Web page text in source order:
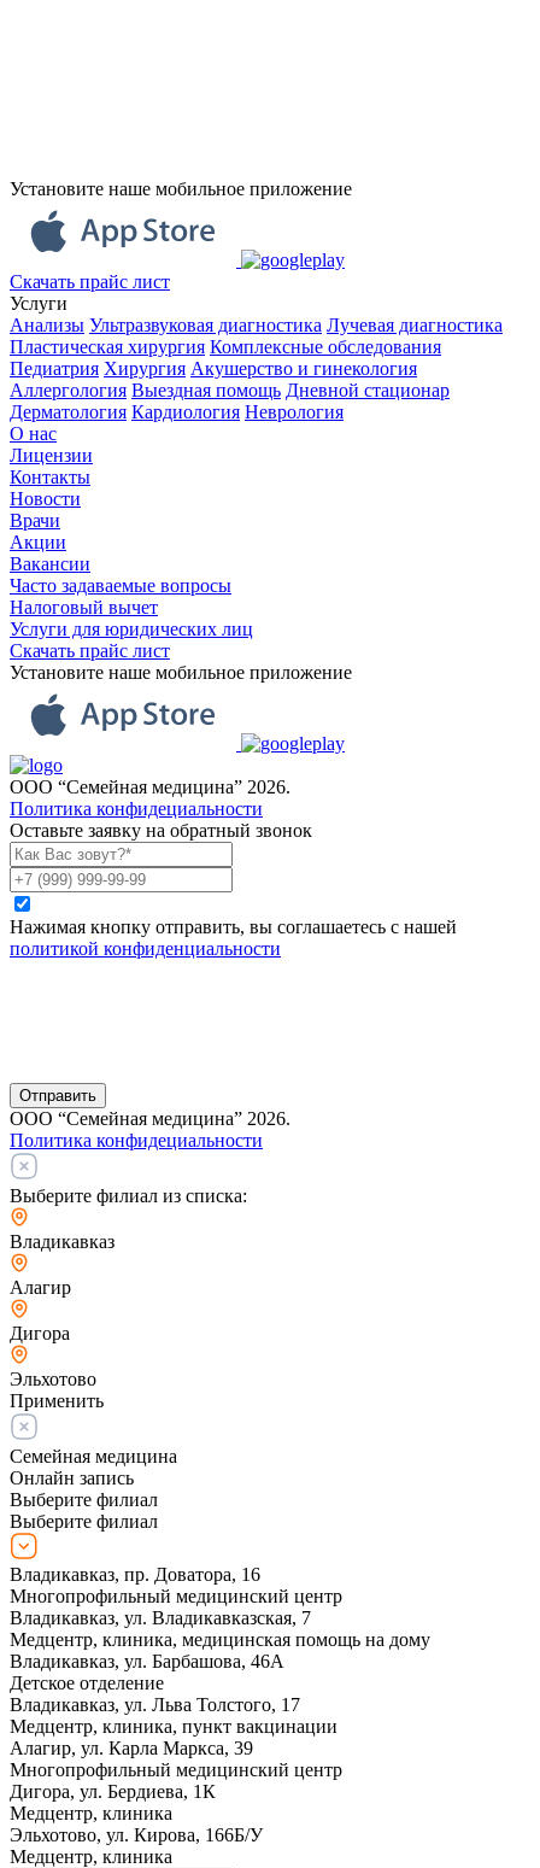
Установите наше мобильное приложение
Скачать прайс лист
Услуги
Анализы Ультразвуковая диагностика Лучевая диагностика
Пластическая хирургия Комплексные обследования
Педиатрия Хирургия Акушерство и гинекология
Аллергология Выездная помощь Дневной стационар
Дерматология Кардиология Неврология
О нас
Лицензии
Контакты
Новости
Врачи
Акции
Вакансии
Часто задаваемые вопросы
Налоговый вычет
Услуги для юридических лиц
Скачать прайс лист
Установите наше мобильное приложение
ООО “Семейная медицина” 2026.
Политика конфидециальности
Оставьте заявку на обратный звонок
Нажимая кнопку отправить, вы соглашаетесь с нашей
политикой конфиденциальности
Отправить
ООО “Семейная медицина” 2026.
Политика конфидециальности
Выберите филиал из списка:
Владикавказ
Алагир
Дигора
Эльхотово
Применить
Семейная медицина
Онлайн запись
Выберите филиал
Выберите филиал
Владикавказ, пр. Доватора, 16
Многопрофильный медицинский центр
Владикавказ, ул. Владикавказская, 7
Медцентр, клиника, медицинская помощь на дому
Владикавказ, ул. Барбашова, 46А
Детское отделение
Владикавказ, ул. Льва Толстого, 17
Медцентр, клиника, пункт вакцинации
Алагир, ул. Карла Маркса, 39
Многопрофильный медицинский центр
Дигора, ул. Бердиева, 1К
Медцентр, клиника
Эльхотово, ул. Кирова, 166Б/У
Медцентр, клиника